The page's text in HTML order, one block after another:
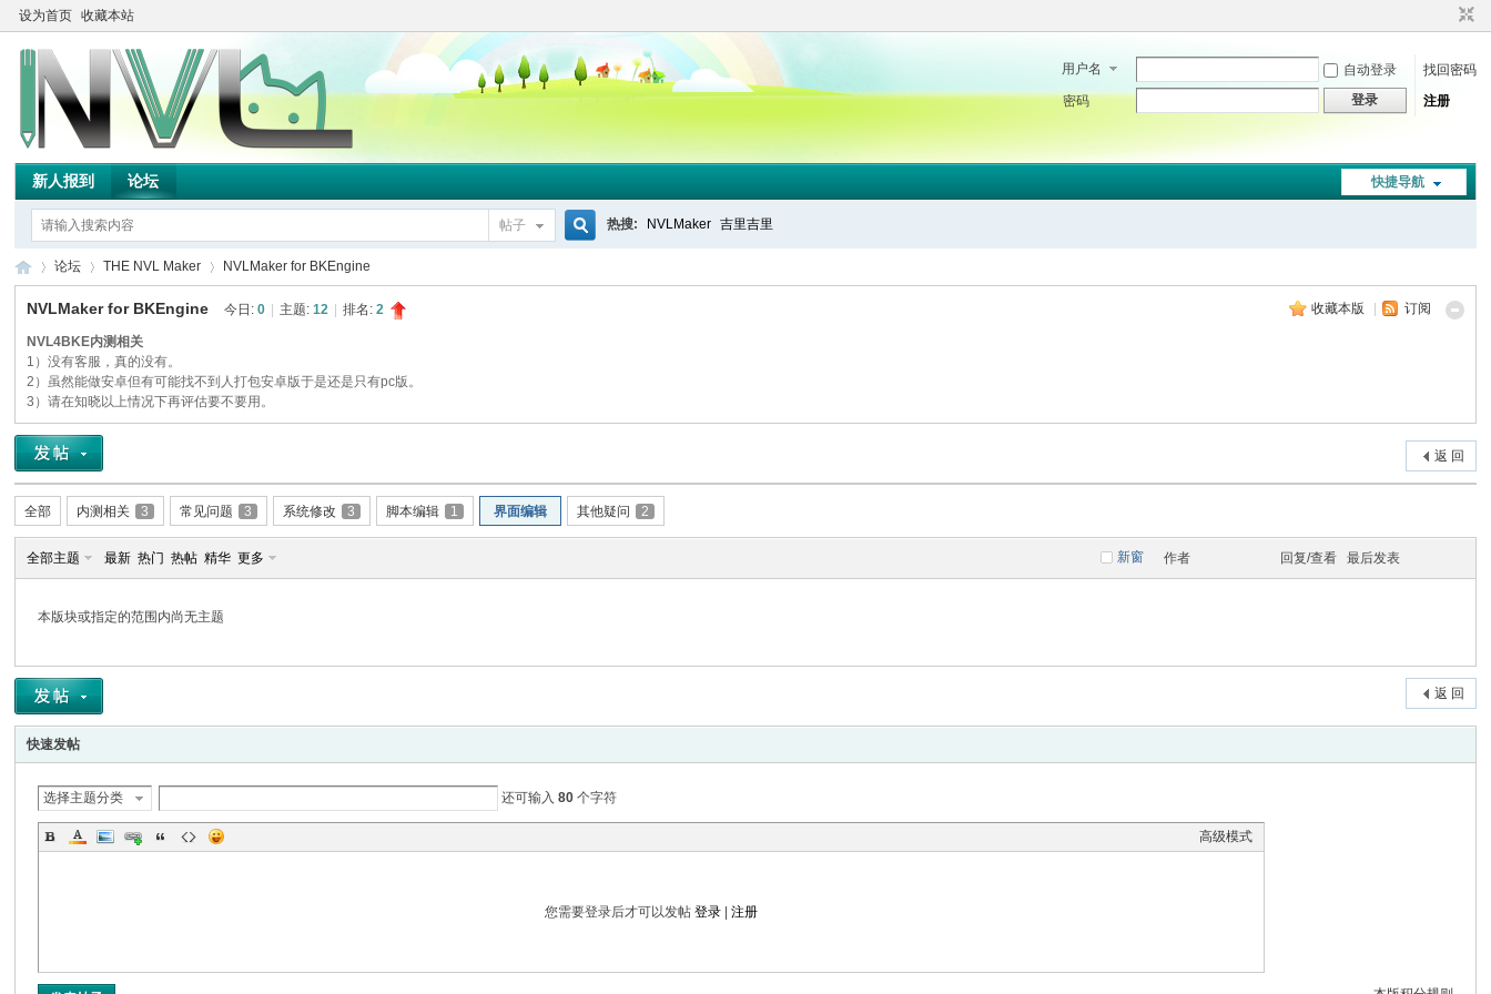
设为首页 收藏本站
用户名 自动登录
找回密码
密码
登录 注册
快捷导航
新人报到 论坛
帖子 热搜: NVLMaker 吉里吉里
TH
E
»
论坛
›
THE NVL Maker NVLMaker for BKEngine
收藏本版 订阅
NVLMaker for BKEngine 今日:0 主题:12 排名:2
NVL4BKE内测相关
1）没有客服，真的没有。
2）虽然能做安卓但有可能找不到人打包安卓版于是还是只有pc版。
3）请在知晓以上情况下再评估要不要用。
返 回
全部 内测相关 3 常见问题 3 系统修改 3 脚本编辑 1 界面编辑 其他疑问 2
新窗
全部主题 最新 热门 热帖 精华 更多 作者 回复/查看 最后发表
本版块或指定的范围内尚无主题
返 回
快速发帖
选择主题分类 还可输入80 个字符
高级模式
您需要登录后才可以发帖 登录| 注册